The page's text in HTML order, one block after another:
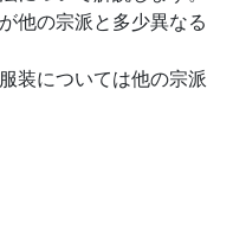
他の宗派と多少異なる
装については他の宗派